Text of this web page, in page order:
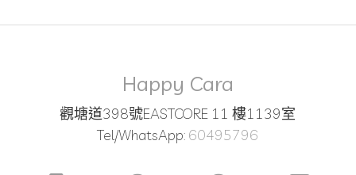
Happy Cara
觀塘道398號EASTCORE 11 樓1139室
Tel/WhatsApp: 60495796